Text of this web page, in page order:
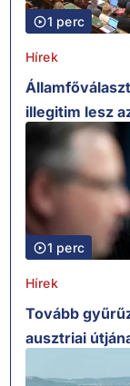
1 perc
Hírek
illegitim lesz
1 perc
Hírek
Tovább
ausztriai